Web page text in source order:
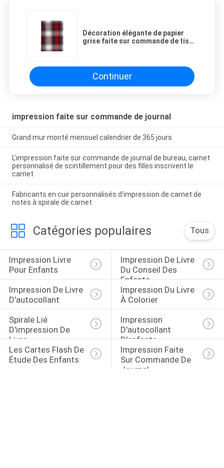
Décoration élégante de papier
grise faite sur commande de tissu
Continuer
impression faite sur commande de journal
Grand mur monté mensuel calendrier de 365 jours
L'impression faite sur commande de journal de bureau, carnet
personnalisé de scintillement pour des filles inscrivent le
carnet
Fabricants en cuir personnalisés d'impression de carnet de
notes à spirale de carnet
Catégories populaires Tous
Impression Livre
Pour Enfants
Impression De Livre
Du Conseil Des
Enfants
Impression De Livre
D'autocollant
Impression Du Livre
À Colorier
Spirale Lié
D'impression De
Livre
Impression
D'autocollant
D'enfants
Les Cartes Flash De
Étude Des Enfants
Impression Faite
Sur Commande De
Journal